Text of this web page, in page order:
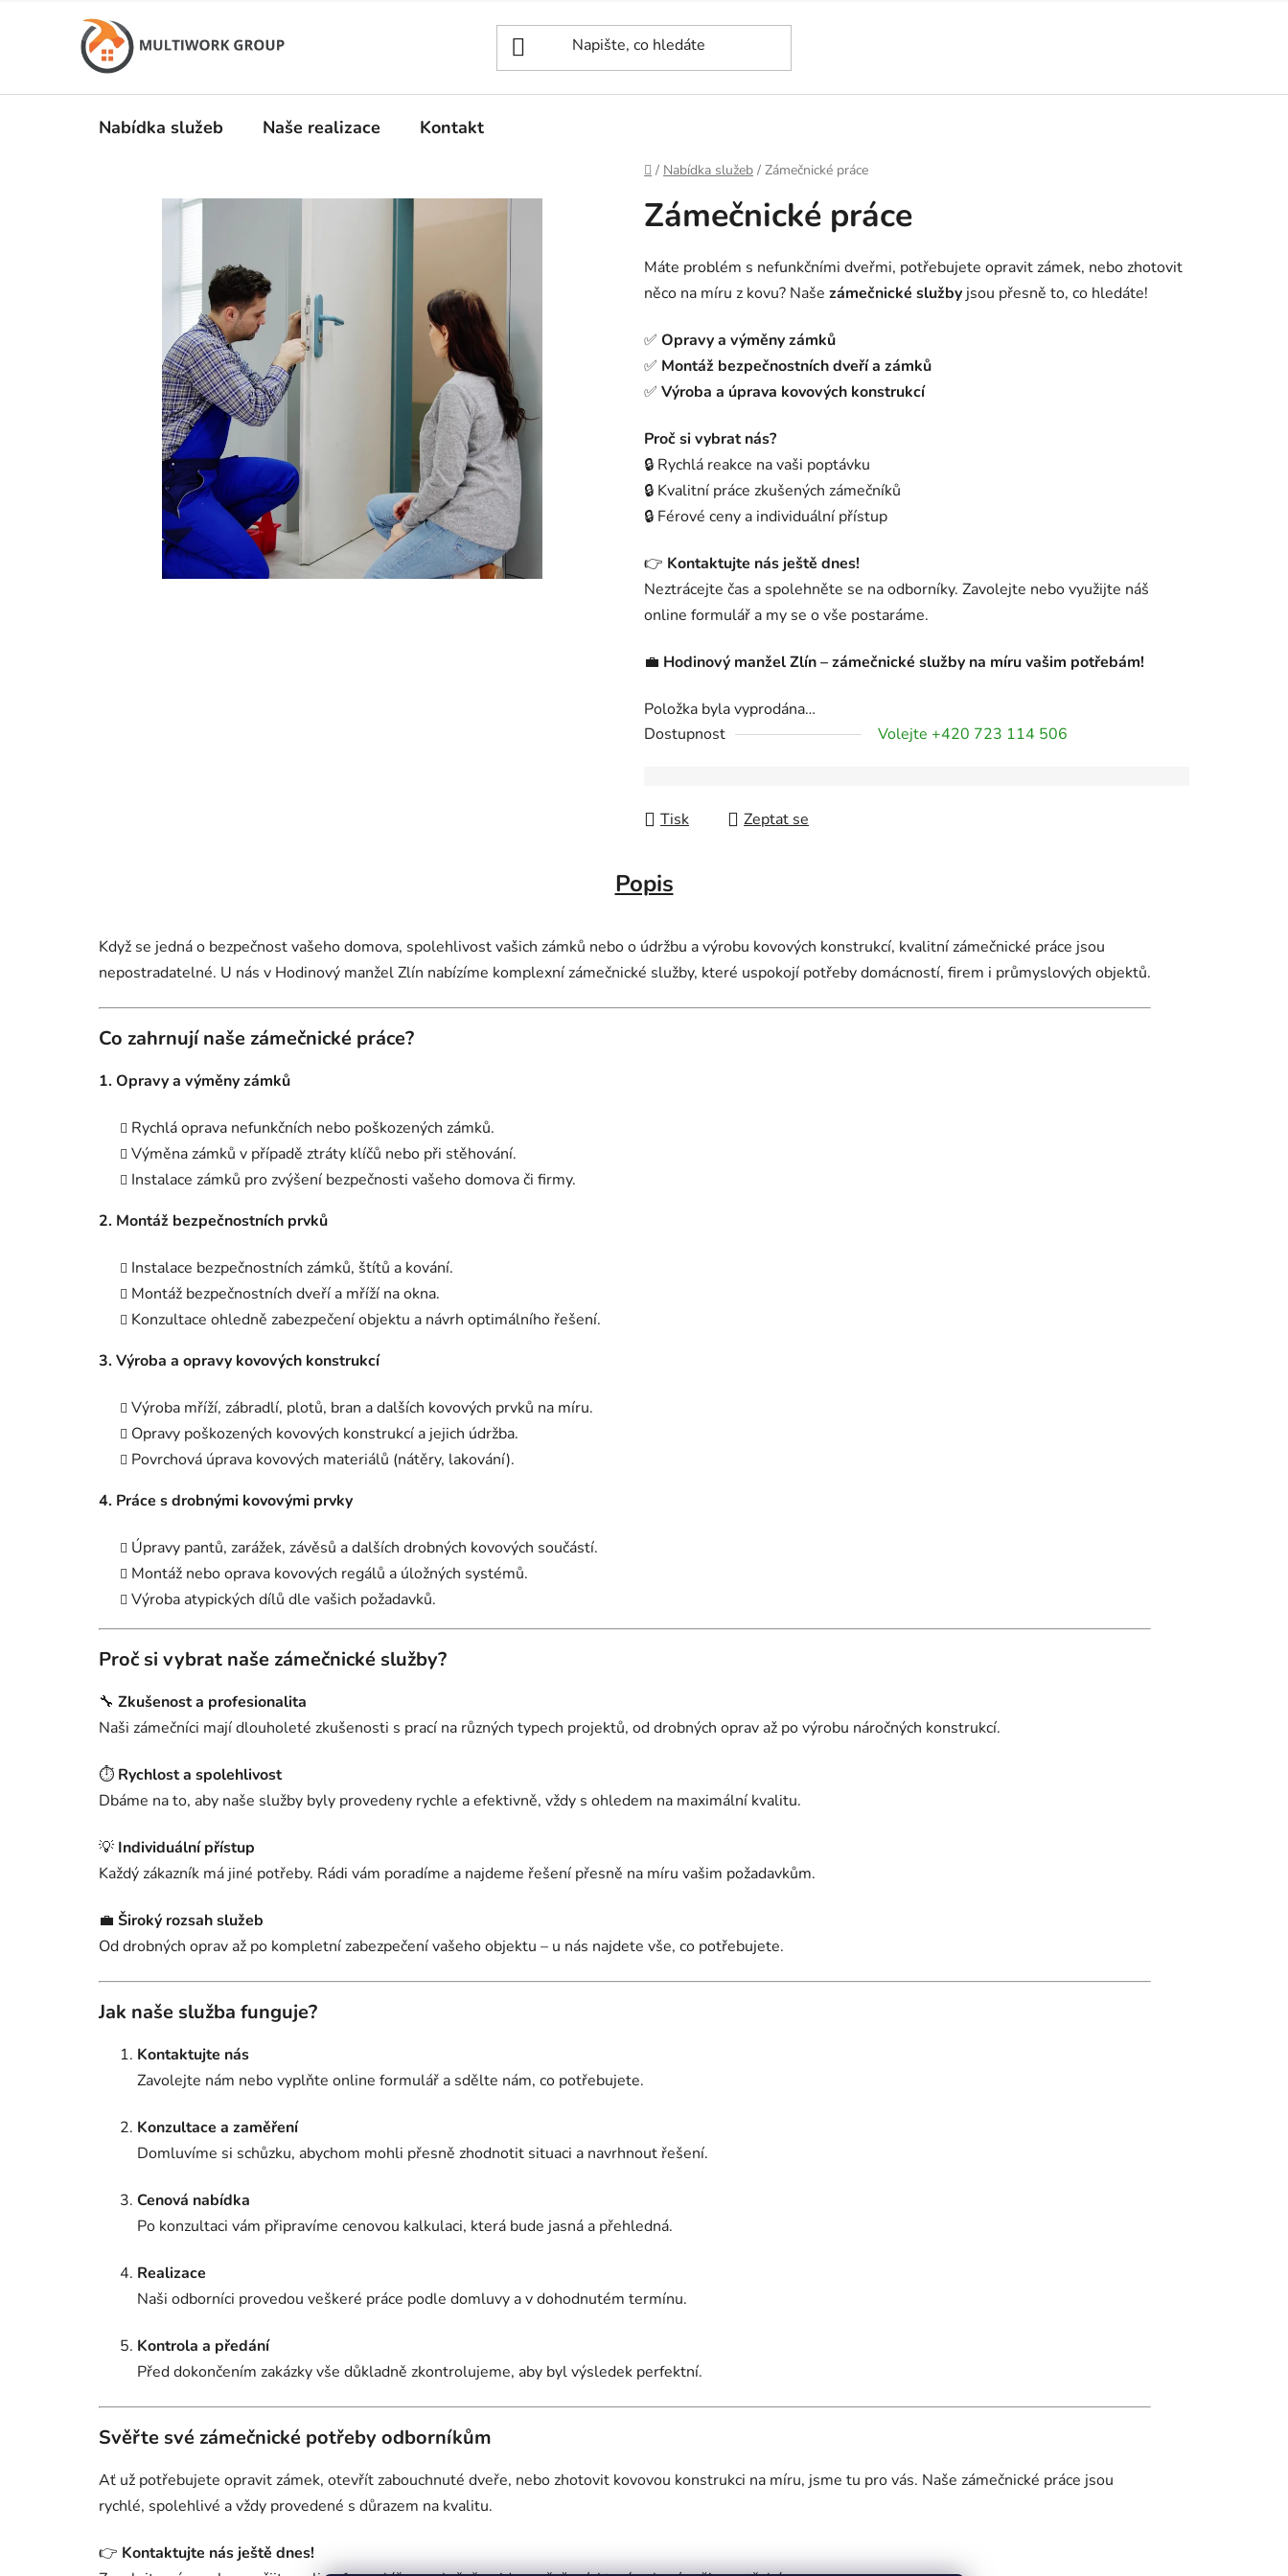
Nabídka služeb Naše realizace Kontakt
Domů
/ Nabídka služeb / Zámečnické práce
Zámečnické práce
Máte problém s nefunkčními dveřmi, potřebujete opravit zámek, nebo zhotovit
něco na míru z kovu? Naše zámečnické služby jsou přesně to, co hledáte!
✅ Opravy a výměny zámků
✅ Montáž bezpečnostních dveří a zámků
✅ Výroba a úprava kovových konstrukcí
Proč si vybrat nás?
🔒 Rychlá reakce na vaši poptávku
🔒 Kvalitní práce zkušených zámečníků
🔒 Férové ceny a individuální přístup
👉 Kontaktujte nás ještě dnes!
Neztrácejte čas a spolehněte se na odborníky. Zavolejte nebo využijte náš
online formulář a my se o vše postaráme.
💼 Hodinový manžel Zlín – zámečnické služby na míru vašim potřebám!
Položka byla vyprodána…
Dostupnost
Volejte +420 723 114 506
Tisk Zeptat se
Popis
Když se jedná o bezpečnost vašeho domova, spolehlivost vašich zámků nebo o údržbu a výrobu kovových konstrukcí, kvalitní zámečnické práce jsou
nepostradatelné. U nás v Hodinový manžel Zlín nabízíme komplexní zámečnické služby, které uspokojí potřeby domácností, firem i průmyslových objektů.
Co zahrnují naše zámečnické práce?
1. Opravy a výměny zámků
Rychlá oprava nefunkčních nebo poškozených zámků.
Výměna zámků v případě ztráty klíčů nebo při stěhování.
Instalace zámků pro zvýšení bezpečnosti vašeho domova či firmy.
2. Montáž bezpečnostních prvků
Instalace bezpečnostních zámků, štítů a kování.
Montáž bezpečnostních dveří a mříží na okna.
Konzultace ohledně zabezpečení objektu a návrh optimálního řešení.
3. Výroba a opravy kovových konstrukcí
Výroba mříží, zábradlí, plotů, bran a dalších kovových prvků na míru.
Opravy poškozených kovových konstrukcí a jejich údržba.
Povrchová úprava kovových materiálů (nátěry, lakování).
4. Práce s drobnými kovovými prvky
Úpravy pantů, zarážek, závěsů a dalších drobných kovových součástí.
Montáž nebo oprava kovových regálů a úložných systémů.
Výroba atypických dílů dle vašich požadavků.
Proč si vybrat naše zámečnické služby?
🔧 Zkušenost a profesionalita
Naši zámečníci mají dlouholeté zkušenosti s prací na různých typech projektů, od drobných oprav až po výrobu náročných konstrukcí.
⏱️ Rychlost a spolehlivost
Dbáme na to, aby naše služby byly provedeny rychle a efektivně, vždy s ohledem na maximální kvalitu.
💡 Individuální přístup
Každý zákazník má jiné potřeby. Rádi vám poradíme a najdeme řešení přesně na míru vašim požadavkům.
💼 Široký rozsah služeb
Od drobných oprav až po kompletní zabezpečení vašeho objektu – u nás najdete vše, co potřebujete.
Jak naše služba funguje?
Kontaktujte nás
Zavolejte nám nebo vyplňte online formulář a sdělte nám, co potřebujete.
Konzultace a zaměření
Domluvíme si schůzku, abychom mohli přesně zhodnotit situaci a navrhnout řešení.
Cenová nabídka
Po konzultaci vám připravíme cenovou kalkulaci, která bude jasná a přehledná.
Realizace
Naši odborníci provedou veškeré práce podle domluvy a v dohodnutém termínu.
Kontrola a předání
Před dokončením zakázky vše důkladně zkontrolujeme, aby byl výsledek perfektní.
Svěřte své zámečnické potřeby odborníkům
Ať už potřebujete opravit zámek, otevřít zabouchnuté dveře, nebo zhotovit kovovou konstrukci na míru, jsme tu pro vás. Naše zámečnické práce jsou
rychlé, spolehlivé a vždy provedené s důrazem na kvalitu.
👉 Kontaktujte nás ještě dnes!